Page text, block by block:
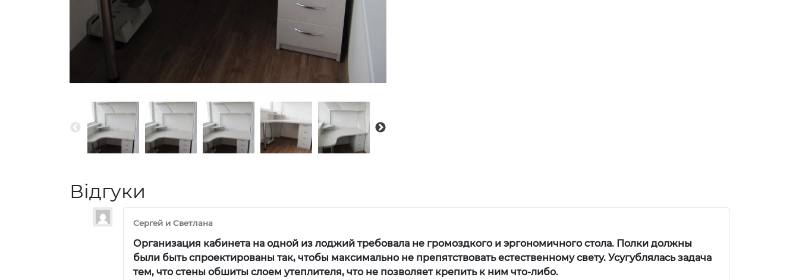
Відгуки
Сергей и Светлана
Организация кабинета на одной из лоджий требовала не громоздкого и эргономичного стола. Полки должны
были быть спроектированы так, чтобы максимально не препятствовать естественному свету. Усугублялась задача
тем, что стены обшиты слоем утеплителя, что не позволяет крепить к ним что-либо.